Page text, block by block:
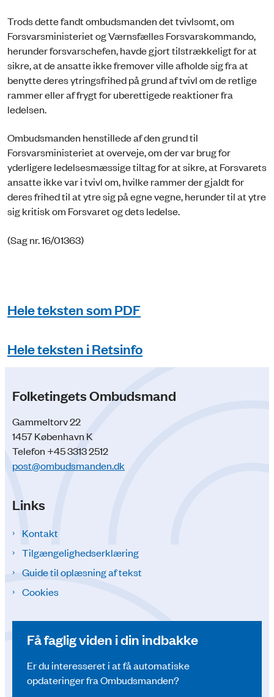
Trods dette fandt ombudsmanden det tvivlsomt, om
Forsvarsministeriet og Værnsfælles Forsvarskommando,
herunder forsvarschefen, havde gjort tilstrækkeligt for at
sikre, at de ansatte ikke fremover ville afholde sig fra at
benytte deres ytringsfrihed på grund af tvivl om de retlige
rammer eller af frygt for uberettigede reaktioner fra
ledelsen.
Ombudsmanden henstillede af den grund til
Forsvarsministeriet at overveje, om der var brug for
yderligere ledelsesmæssige tiltag for at sikre, at Forsvarets
ansatte ikke var i tvivl om, hvilke rammer der gjaldt for
deres frihed til at ytre sig på egne vegne, herunder til at ytre
sig kritisk om Forsvaret og dets ledelse.
(Sag nr. 16/01363)
Hele teksten som PDF
Hele teksten i Retsinfo
Folketingets Ombudsmand
Gammeltorv 22
1457 København K
Telefon +45 3313 2512
post@ombudsmanden.dk
Links
Kontakt
Tilgængelighedserklæring
Guide til oplæsning af tekst
Cookies
Få faglig viden i din indbakke
Er du interesseret i at få automatiske
opdateringer fra Ombudsmanden?